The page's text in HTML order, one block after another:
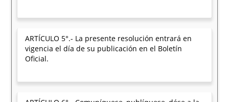
ARTÍCULO 5°.- La presente resolución entrará en
vigencia el día de su publicación en el Boletín
Oficial.